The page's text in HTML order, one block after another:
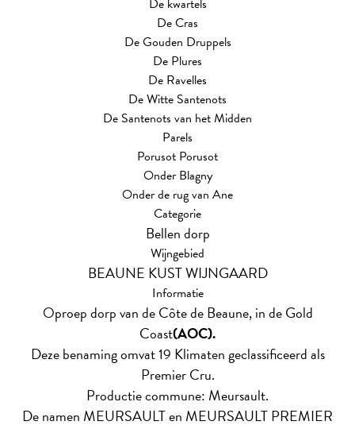
De kwartels
De Cras
De Gouden Druppels
De Plures
De Ravelles
De Witte Santenots
De Santenots van het Midden
Parels
Porusot Porusot
Onder Blagny
Onder de rug van Ane
Categorie
Bellen dorp
Wijngebied
BEAUNE KUST WIJNGAARD
Informatie
Oproep dorp van de Côte de Beaune, in de Gold
Coast(AOC).
Deze benaming omvat 19 Klimaten geclassificeerd als
Premier Cru.
Productie commune: Meursault.
De namen MEURSAULT en MEURSAULT PREMIER